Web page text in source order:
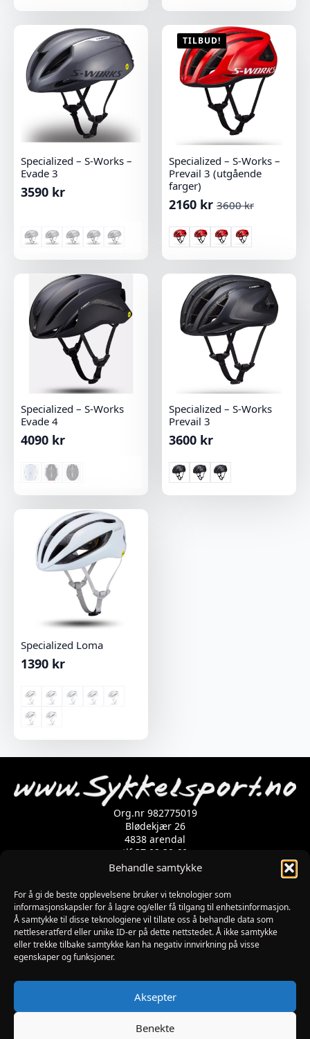
Behandle samtykke
For å gi de beste opplevelsene bruker vi teknologier som
informasjonskapsler for å lagre og/eller få tilgang til enhetsinformasjon.
Å samtykke til disse teknologiene vil tillate oss å behandle data som
nettleseratferd eller unike ID-er på dette nettstedet. Å ikke samtykke
eller trekke tilbake samtykke kan ha negativ innvirkning på visse
egenskaper og funksjoner.
Aksepter
Benekte
Specialized – S-Works –
Evade 3
3590 kr
TILBUD!
Specialized – S-Works –
Prevail 3 (utgående
farger)
3600kr
Opprinnelig
pris
var:
2160 kr
Nåværende
pris
er:
Specialized – S-Works
Evade 4
4090 kr
Specialized – S-Works
Prevail 3
3600 kr
Specialized Loma
1390 kr
Org.nr 982775019
Blødekjær 26
4838 arendal
tlf 37 02 39 60
Kontaktskjema
Åpningstider
MANDAG-FREDAG: 09:00-17:00
LØRDAG: 10:00-15:00
SØNDAG: STENGT
PÅSKEAFTEN OG PINSEAFTEN : 10:00-13:00
Informasjon
MIN SIDE
KJØPSBETINGELSER